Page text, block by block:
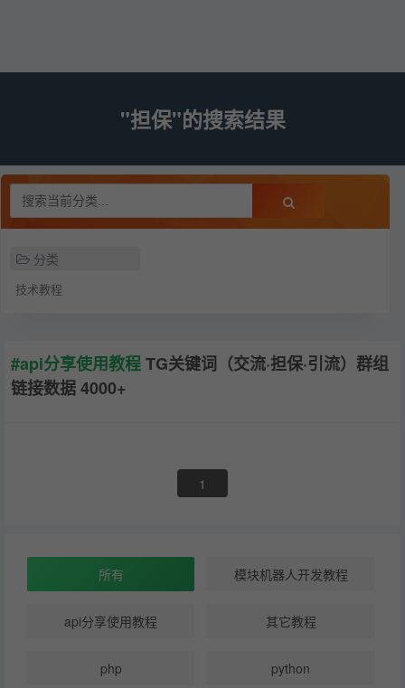
"担保"的搜索结果
分类
技术教程
#api分享使用教程TG关键词（交流·担保·引流）群组
链接数据 4000+
1
所有 模块机器人开发教程
api分享使用教程 其它教程
php python